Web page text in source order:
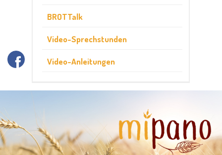
BROTTalk
Video-Sprechstunden
Video-Anleitungen